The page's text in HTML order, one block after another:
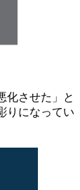
化させた」と
りになってい